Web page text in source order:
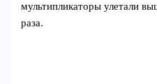
мультипликаторы улетали
раза.